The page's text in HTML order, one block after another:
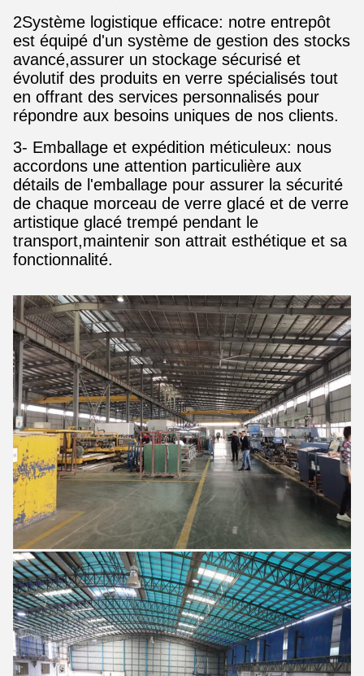
2Système logistique efficace: notre entrepôt
est équipé d'un système de gestion des stocks
avancé,assurer un stockage sécurisé et
évolutif des produits en verre spécialisés tout
en offrant des services personnalisés pour
répondre aux besoins uniques de nos clients.
3- Emballage et expédition méticuleux: nous
accordons une attention particulière aux
détails de l'emballage pour assurer la sécurité
de chaque morceau de verre glacé et de verre
artistique glacé trempé pendant le
transport,maintenir son attrait esthétique et sa
fonctionnalité.